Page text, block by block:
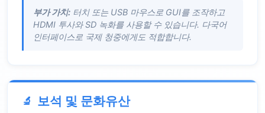
부가 가치: 터치 또는 USB 마우스로 GUI를 조작하고
HDMI 투사와 SD 녹화를 사용할 수 있습니다. 다국어
인터페이스로 국제 청중에게도 적합합니다.
보석 및 문화유산